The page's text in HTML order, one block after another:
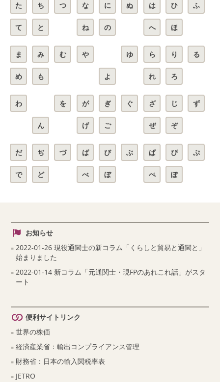
た ち つ
て と
な に ぬ
ね の
は ひ ふ
へ ほ
ま み む
め も
や ゆ
よ
ら り る
れ ろ
わ を
ん
が ぎ ぐ
げ ご
ざ じ ず
ぜ ぞ
だ ぢ づ
で ど
ば び ぶ
べ ぼ
ぱ ぴ ぷ
ぺ ぽ
お知らせ
2022-01-26 現役通関士の新コラム「くらしと貿易と通関と」
始まりました
2022-01-14 新コラム「元通関士・現FPのあれこれ話」がスタ
ート
便利サイトリンク
世界の株価
経済産業省：輸出コンプライアンス管理
財務省：日本の輸入関税率表
JETRO